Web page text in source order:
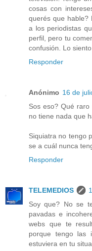
cosas con
querés que hable?
a los periodistas
perfil, pero tu
confusión. Lo
Responder
Anónimo 16 de
Sos eso? Qué
no tiene nada que
Siquiatra no tengo
se a cuál nunca
Responder
TELEMEDIOS
Soy que? No se
pavadas e
webs que te
porque tengo las
estuviera en tu